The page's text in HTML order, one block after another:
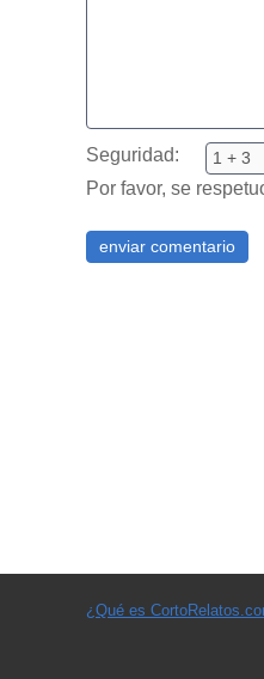
Seguridad:
Por favor, se
¿Qué es